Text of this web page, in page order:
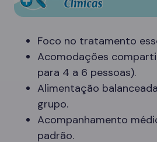
Foco no tratamento
Acomodações
para 4 a 6 pessoas).
Alimentação
grupo.
Acompanhamento
padrão.